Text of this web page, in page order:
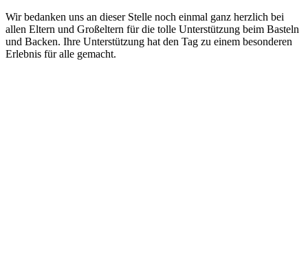
Wir bedanken uns an dieser Stelle noch einmal ganz herzlich bei
allen Eltern und Großeltern für die tolle Unterstützung beim Basteln
und Backen. Ihre Unterstützung hat den Tag zu einem besonderen
Erlebnis für alle gemacht.